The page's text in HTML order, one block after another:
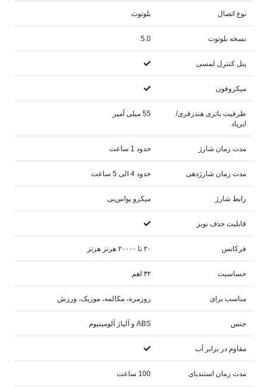
نوع اتصال بلوتوث
نسخه بلوتوث 5.0
پنل کنترل لمسی
میکروفون
ظرفیت باتری هندزفری/
ایرپاد
55 میلی آمپر
مدت زمان شارژ حدود 1 ساعت
مدت زمان شارژدهی حدود 4 الی 5 ساعت
رابط شارژ میکرو یو‌اس‌بی
قابلیت حذف نویز
فرکانس ۲۰ تا ۲۰۰۰۰ هرتز هرتز
حساسیت ۳۲ اهم
مناسب برای روزمره، مکالمه، موزیک، ورزش
جنس ABS و آلیاژ آلومینیوم
مقاوم در برابر آب
مدت زمان استندبای 100 ساعت